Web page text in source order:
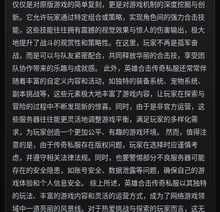
仅仅是对原版游戏的简单复刻，更是对游戏机制的深度挖掘与创
新。它允许玩家通过特定组合或策略，实现角色间的强力合击技
能，这些技能往往拥有震撼的视觉效果与惊人的伤害输出，极大
地提升了战斗的观赏性和策略性。在这里，玩家不再是孤军奋
战，而是可以与队友紧密配合，共同释放华丽的合击技，享受团
队协作带来的乐趣与成就感。 此外，英雄合击传奇私服还常常伴
随着丰富的自定义内容和活动，如独特的装备系统、宠物系统、
副本挑战等，这些元素极大地丰富了游戏内容，让玩家在探索与
冒险的过程中不断发现新的惊喜。同时，由于是非官方运营，这
些服务器往往能更灵活地调整游戏平衡，满足玩家的多样化需
求，为玩家创造一个更加公平、有趣的游戏环境。 然而，值得注
意的是，由于传奇私服存在版权问题，玩家在选择时应谨慎考
虑，并遵守相关法律法规。同时，也要警惕部分不良服务器可能
存在的安全隐患，如账号安全、数据泄露等问题，确保自己的游
戏体验和个人信息安全。 综上所述，英雄合击传奇私服以其独特
的玩法、丰富的游戏内容和灵活的运营方式，成为了网络游戏领
域中一道亮丽的风景线。对于热爱挑战与探索的玩家而言，这无